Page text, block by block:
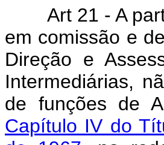
Art 21 - A
em comissão e
Direção e
Intermediárias,
de funções de
Capítulo IV do